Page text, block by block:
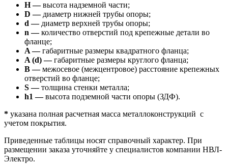
Н —высота надземной части;
D —диаметр нижней трубы опоры;
d —диаметр верхней трубы опоры;
n —количество отверстий под крепежные детали во
фланце;
A —габаритные размеры квадратного фланца;
A (d) —габаритные размеры круглого фланца;
В —межосевое (межцентровое) расстояние крепежных
отверстий во фланце;
S —толщина стенки металла;
h1 —высота подземной части опоры (ЗДФ).
* указана полная расчетная масса металлоконструкций с
учетом покрытия.
Приведенные таблицы носят справочный характер. При
размещении заказа уточняйте у специалистов компании НВЛ-
Электро.